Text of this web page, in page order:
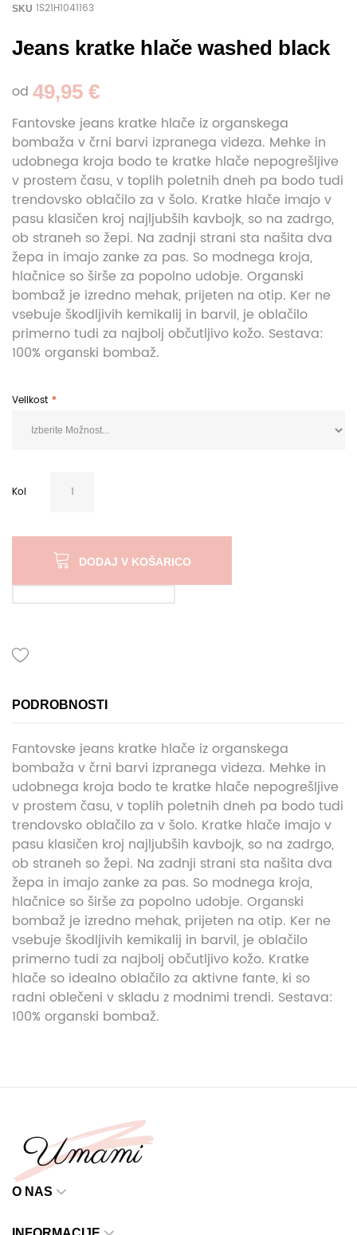
SKU 1S21H1041163
Jeans kratke hlače washed black
od 49,95 €
Fantovske jeans kratke hlače iz organskega
bombaža v črni barvi izpranega videza. Mehke in
udobnega kroja bodo te kratke hlače nepogrešljive
v prostem času, v toplih poletnih dneh pa bodo tudi
trendovsko oblačilo za v šolo. Kratke hlače imajo v
pasu klasičen kroj najljubših kavbojk, so na zadrgo,
ob straneh so žepi. Na zadnji strani sta našita dva
žepa in imajo zanke za pas. So modnega kroja,
hlačnice so širše za popolno udobje. Organski
bombaž je izredno mehak, prijeten na otip. Ker ne
vsebuje škodljivih kemikalij in barvil, je oblačilo
primerno tudi za najbolj občutljivo kožo. Sestava:
100% organski bombaž.
Velikost
Kol
DODAJ V KOŠARICO
PODROBNOSTI
Fantovske jeans kratke hlače iz organskega
bombaža v črni barvi izpranega videza. Mehke in
udobnega kroja bodo te kratke hlače nepogrešljive
v prostem času, v toplih poletnih dneh pa bodo tudi
trendovsko oblačilo za v šolo. Kratke hlače imajo v
pasu klasičen kroj najljubših kavbojk, so na zadrgo,
ob straneh so žepi. Na zadnji strani sta našita dva
žepa in imajo zanke za pas. So modnega kroja,
hlačnice so širše za popolno udobje. Organski
bombaž je izredno mehak, prijeten na otip. Ker ne
vsebuje škodljivih kemikalij in barvil, je oblačilo
primerno tudi za najbolj občutljivo kožo. Kratke
hlače so idealno oblačilo za aktivne fante, ki so
radni oblečeni v skladu z modnimi trendi. Sestava:
100% organski bombaž.
O NAS